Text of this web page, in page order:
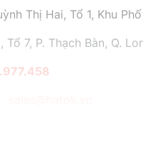
Thị Hai, Tổ 1, Khu
7, P. Thạch Bàn, Q.